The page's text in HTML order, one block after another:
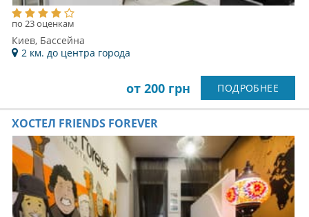
по 23 оценкам
Киев, Бассейна
2 км. до центра города
от 200 грн ПОДРОБНЕЕ
ХОСТЕЛ FRIENDS FOREVER